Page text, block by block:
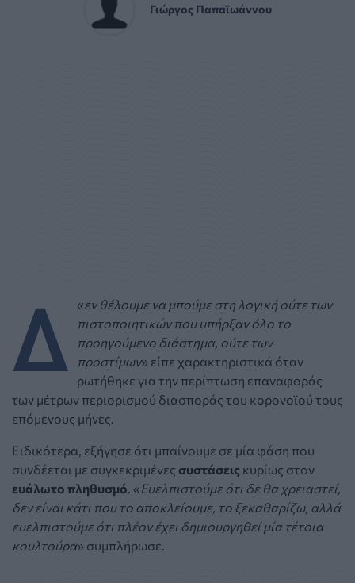
Γιώργος Παπαϊωάννου
«
Δ
εν θέλουμε να μπούμε στη λογική ούτε των
πιστοποιητικών που υπήρξαν όλο το
προηγούμενο διάστημα, ούτε των
προστίμων» είπε χαρακτηριστικά όταν
ρωτήθηκε για την περίπτωση επαναφοράς
των μέτρων περιορισμού διασποράς του κορονοϊού τους
επόμενους μήνες.
Ειδικότερα, εξήγησε ότι μπαίνουμε σε μία φάση που
συνδέεται με συγκεκριμένες συστάσεις κυρίως στον
ευάλωτο πληθυσμό . «Ευελπιστούμε ότι δε θα χρειαστεί,
δεν είναι κάτι που το αποκλείουμε, το ξεκαθαρίζω, αλλά
ευελπιστούμε ότι πλέον έχει δημιουργηθεί μία τέτοια
κουλτούρα» συμπλήρωσε.